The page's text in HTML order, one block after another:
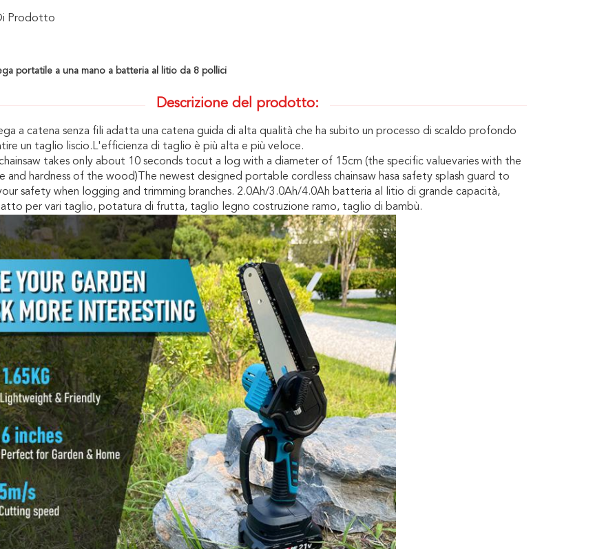
Prodotto
portatile a una mano a batteria al litio da 8 pollici
Descrizione del prodotto:
a catena senza fili adatta una catena guida di alta qualità che ha subito un processo di scaldo profondo
un taglio liscio.L'efficienza di taglio è più alta e più veloce.
chainsaw takes only about 10 seconds tocut a log with a diameter of 15cm (the specific valuevaries with the
and hardness of the wood)The newest designed portable cordless chainsaw hasa safety splash guard to
safety when logging and trimming branches. 2.0Ah/3.0Ah/4.0Ah batteria al litio di grande capacità,
per vari taglio, potatura di frutta, taglio legno costruzione ramo, taglio di bambù.